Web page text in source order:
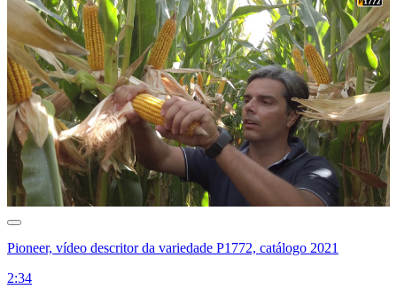
Pioneer, vídeo descritor da variedade P1772, catálogo 2021
2:34